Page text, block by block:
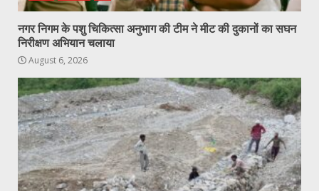
नगर निगम के पशु चिकित्सा अनुभाग की टीम ने मीट की दुकानों का सघन
निरीक्षण अभियान चलाया
August 6, 2026